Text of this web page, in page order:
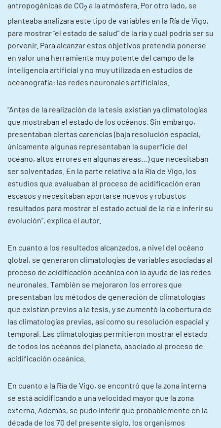
antropogénicas de CO2 a la atmósfera. Por otro lado, se
planteaba analizara este tipo de variables en la Ría de Vigo,
para mostrar “el estado de salud” de la ría y cuál podría ser su
porvenir. Para alcanzar estos objetivos pretendía ponerse
en valor una herramienta muy potente del campo de la
inteligencia artificial y no muy utilizada en estudios de
oceanografía: las redes neuronales artificiales.
“Antes de la realización de la tesis existían ya climatologías
que mostraban el estado de los océanos. Sin embargo,
presentaban ciertas carencias (baja resolución espacial,
únicamente algunas representaban la superficie del
océano, altos errores en algunas áreas…) que necesitaban
ser solventadas. En la parte relativa a la Ría de Vigo, los
estudios que evaluaban el proceso de acidificación eran
escasos y necesitaban aportarse nuevos y robustos
resultados para mostrar el estado actual de la ría e inferir su
evolución”, explica el autor.
En cuanto a los resultados alcanzados, a nivel del océano
global, se generaron climatologías de variables asociadas al
proceso de acidificación oceánica con la ayuda de las redes
neuronales. También se mejoraron los errores que
presentaban los métodos de generación de climatologías
que existían previos a la tesis, y se aumentó la cobertura de
las climatologías previas, así como su resolución espacial y
temporal. Las climatologías permitieron mostrar el estado
de todos los océanos del planeta, asociado al proceso de
acidificación oceánica.
En cuanto a la Ría de Vigo, se encontró que la zona interna
se está acidificando a una velocidad mayor que la zona
externa. Además, se pudo inferir que probablemente en la
década de los 70 del presente siglo, los organismos